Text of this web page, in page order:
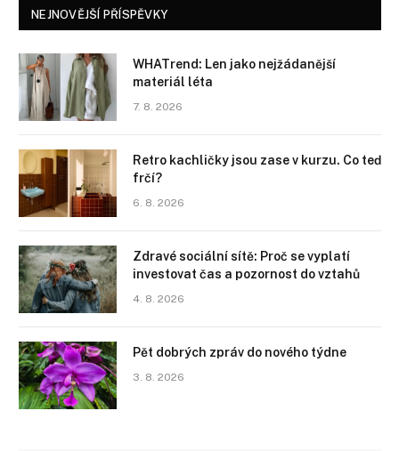
NEJNOVĚJŠÍ PŘÍSPĚVKY
WHATrend: Len jako nejžádanější
materiál léta
7. 8. 2026
Retro kachličky jsou zase v kurzu. Co teď
frčí?
6. 8. 2026
Zdravé sociální sítě: Proč se vyplatí
investovat čas a pozornost do vztahů
4. 8. 2026
Pět dobrých zpráv do nového týdne
3. 8. 2026